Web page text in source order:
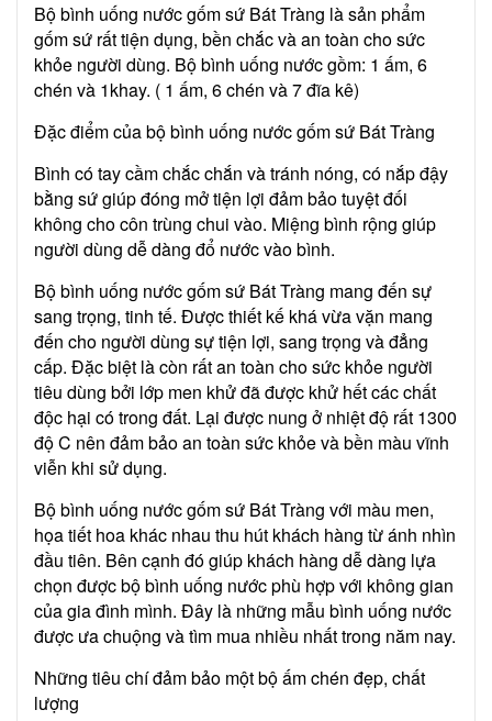
Bộ bình uống nước gốm sứ Bát Tràng là sản phẩm
gốm sứ rất tiện dụng, bền chắc và an toàn cho sức
khỏe người dùng. Bộ bình uống nước gồm: 1 ấm, 6
chén và 1khay. ( 1 ấm, 6 chén và 7 đĩa kê)
Đặc điểm của bộ bình uống nước gốm sứ Bát Tràng
Bình có tay cầm chắc chắn và tránh nóng, có nắp đậy
bằng sứ giúp đóng mở tiện lợi đảm bảo tuyệt đối
không cho côn trùng chui vào. Miệng bình rộng giúp
người dùng dễ dàng đổ nước vào bình.
Bộ bình uống nước gốm sứ Bát Tràng mang đến sự
sang trọng, tinh tế. Được thiết kế khá vừa vặn mang
đến cho người dùng sự tiện lợi, sang trọng và đẳng
cấp. Đặc biệt là còn rất an toàn cho sức khỏe người
tiêu dùng bởi lớp men khử đã được khử hết các chất
độc hại có trong đất. Lại được nung ở nhiệt độ rất 1300
độ C nên đảm bảo an toàn sức khỏe và bền màu vĩnh
viễn khi sử dụng.
Bộ bình uống nước gốm sứ Bát Tràng với màu men,
họa tiết hoa khác nhau thu hút khách hàng từ ánh nhìn
đầu tiên. Bên cạnh đó giúp khách hàng dễ dàng lựa
chọn được bộ bình uống nước phù hợp với không gian
của gia đình mình. Đây là những mẫu bình uống nước
được ưa chuộng và tìm mua nhiều nhất trong năm nay.
Những tiêu chí đảm bảo một bộ ấm chén đẹp, chất
lượng